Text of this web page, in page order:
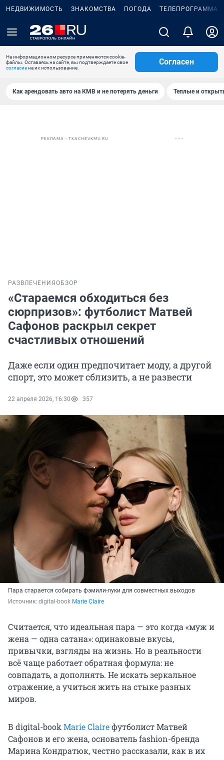
НЕДВИЖИМОСТЬ ЗНАКОМСТВА ПОГОДА ТЕЛЕПРОГРАММА
На информационном ресурсе применяются cookie-
файлы. Оставаясь на сайте, вы подтверждаете свое
согласиена их использование.
Согласен
Как арендовать авто на КМВ и не потерять деньги Теплые и
РЕКЛАМА • TKACHEVKMV.RU
РАЗВЛЕЧЕНИЯ ОБЗОР
«Стараемся обходиться без
сюрпризов»: футболист Матвей
Сафонов раскрыл секрет
счастливых отношений
Даже если один предпочитает моду, а другой
спорт, это может сблизить, а не развести
22 апреля 2026, 16:30 357
Пара старается собирать фэмили-луки для совместных выходов
Источник: digital-book Marie Claire
Считается, что идеальная пара — это когда «муж и
жена — одна сатана»: одинаковые вкусы,
привычки, взгляды на жизнь. Но в реальности
всё чаще работает обратная формула: не
совпадать, а дополнять. Не искать зеркальное
отражение, а учиться жить на стыке разных
миров.
В digital-book Marie Claireфутболист Матвей
Сафонов и его жена, основатель fashion-бренда
Марина Кондратюк, честно рассказали, как в их